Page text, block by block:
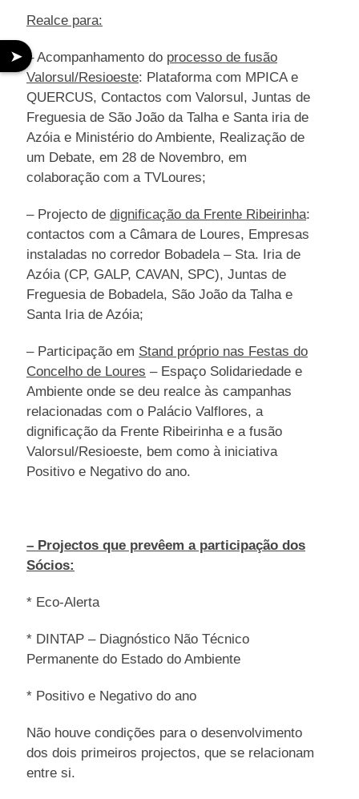
➤
Realce para:
– Acompanhamento do processo de fusão
Valorsul/Resioeste: Plataforma com MPICA e
QUERCUS, Contactos com Valorsul, Juntas de
Freguesia de São João da Talha e Santa iria de
Azóia e Ministério do Ambiente, Realização de
um Debate, em 28 de Novembro, em
colaboração com a TVLoures;
– Projecto de dignificação da Frente Ribeirinha:
contactos com a Câmara de Loures, Empresas
instaladas no corredor Bobadela – Sta. Iria de
Azóia (CP, GALP, CAVAN, SPC), Juntas de
Freguesia de Bobadela, São João da Talha e
Santa Iria de Azóia;
– Participação em Stand próprio nas Festas do
Concelho de Loures – Espaço Solidariedade e
Ambiente onde se deu realce às campanhas
relacionadas com o Palácio Valflores, a
dignificação da Frente Ribeirinha e a fusão
Valorsul/Resioeste, bem como à iniciativa
Positivo e Negativo do ano.
– Projectos que prevêem a participação dos
Sócios:
* Eco-Alerta
* DINTAP – Diagnóstico Não Técnico
Permanente do Estado do Ambiente
* Positivo e Negativo do ano
Não houve condições para o desenvolvimento
dos dois primeiros projectos, que se relacionam
entre si.